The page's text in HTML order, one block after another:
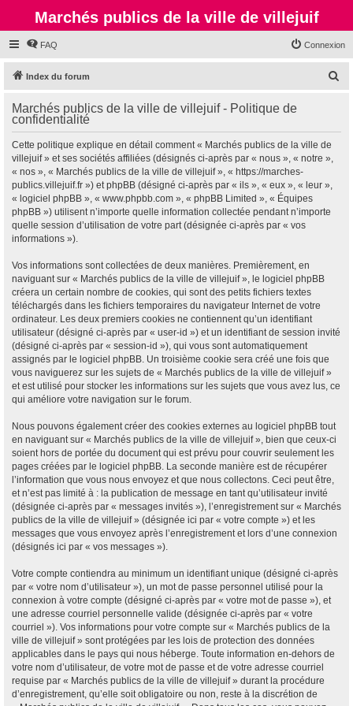
Marchés publics de la ville de villejuif
FAQ Connexion
Index du forum
h
Marchés publics de la ville de villejuif - Politique de
confidentialité
Cette politique explique en détail comment « Marchés publics de la ville de
villejuif » et ses sociétés affiliées (désignés ci-après par « nous », « notre »,
« nos », « Marchés publics de la ville de villejuif », « https://marches-
publics.villejuif.fr ») et phpBB (désigné ci-après par « ils », « eux », « leur »,
« logiciel phpBB », « www.phpbb.com », « phpBB Limited », « Équipes
phpBB ») utilisent n’importe quelle information collectée pendant n’importe
quelle session d’utilisation de votre part (désignée ci-après par « vos
informations »).
Vos informations sont collectées de deux manières. Premièrement, en
naviguant sur « Marchés publics de la ville de villejuif », le logiciel phpBB
créera un certain nombre de cookies, qui sont des petits fichiers textes
téléchargés dans les fichiers temporaires du navigateur Internet de votre
ordinateur. Les deux premiers cookies ne contiennent qu’un identifiant
utilisateur (désigné ci-après par « user-id ») et un identifiant de session invité
(désigné ci-après par « session-id »), qui vous sont automatiquement
assignés par le logiciel phpBB. Un troisième cookie sera créé une fois que
vous naviguerez sur les sujets de « Marchés publics de la ville de villejuif »
et est utilisé pour stocker les informations sur les sujets que vous avez lus, ce
qui améliore votre navigation sur le forum.
Nous pouvons également créer des cookies externes au logiciel phpBB tout
en naviguant sur « Marchés publics de la ville de villejuif », bien que ceux-ci
soient hors de portée du document qui est prévu pour couvrir seulement les
pages créées par le logiciel phpBB. La seconde manière est de récupérer
l’information que vous nous envoyez et que nous collectons. Ceci peut être,
et n’est pas limité à : la publication de message en tant qu’utilisateur invité
(désignée ci-après par « messages invités »), l’enregistrement sur « Marchés
publics de la ville de villejuif » (désignée ici par « votre compte ») et les
messages que vous envoyez après l’enregistrement et lors d’une connexion
(désignés ici par « vos messages »).
Votre compte contiendra au minimum un identifiant unique (désigné ci-après
par « votre nom d’utilisateur »), un mot de passe personnel utilisé pour la
connexion à votre compte (désigné ci-après par « votre mot de passe »), et
une adresse courriel personnelle valide (désignée ci-après par « votre
courriel »). Vos informations pour votre compte sur « Marchés publics de la
ville de villejuif » sont protégées par les lois de protection des données
applicables dans le pays qui nous héberge. Toute information en-dehors de
votre nom d’utilisateur, de votre mot de passe et de votre adresse courriel
requise par « Marchés publics de la ville de villejuif » durant la procédure
d’enregistrement, qu’elle soit obligatoire ou non, reste à la discrétion de